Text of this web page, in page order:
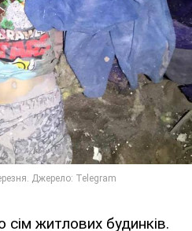
сім житлових будинків.